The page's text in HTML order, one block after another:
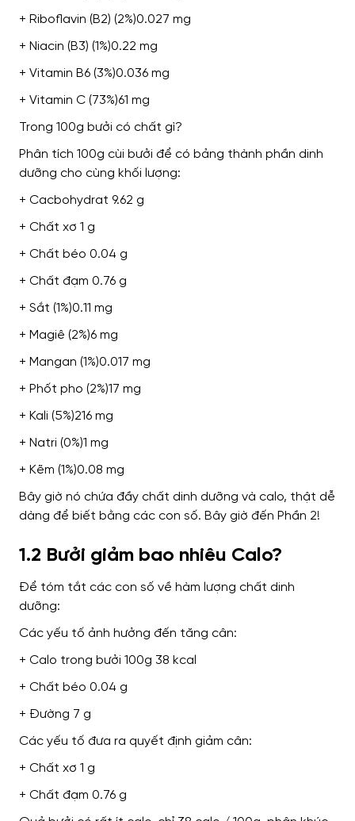
+ Riboflavin (B2) (2%)0.027 mg
+ Niacin (B3) (1%)0.22 mg
+ Vitamin B6 (3%)0.036 mg
+ Vitamin C (73%)61 mg
Trong 100g bưởi có chất gì?
Phân tích 100g cùi bưởi để có bảng thành phần dinh
dưỡng cho cùng khối lượng:
+ Cacbohydrat 9.62 g
+ Chất xơ 1 g
+ Chất béo 0.04 g
+ Chất đạm 0.76 g
+ Sắt (1%)0.11 mg
+ Magiê (2%)6 mg
+ Mangan (1%)0.017 mg
+ Phốt pho (2%)17 mg
+ Kali (5%)216 mg
+ Natri (0%)1 mg
+ Kẽm (1%)0.08 mg
Bây giờ nó chứa đầy chất dinh dưỡng và calo, thật dễ
dàng để biết bằng các con số. Bây giờ đến Phần 2!
1.2 Bưởi giảm bao nhiêu Calo?
Để tóm tắt các con số về hàm lượng chất dinh
dưỡng:
Các yếu tố ảnh hưởng đến tăng cân:
+ Calo trong bưởi 100g 38 kcal
+ Chất béo 0.04 g
+ Đường 7 g
Các yếu tố đưa ra quyết định giảm cân:
+ Chất xơ 1 g
+ Chất đạm 0.76 g